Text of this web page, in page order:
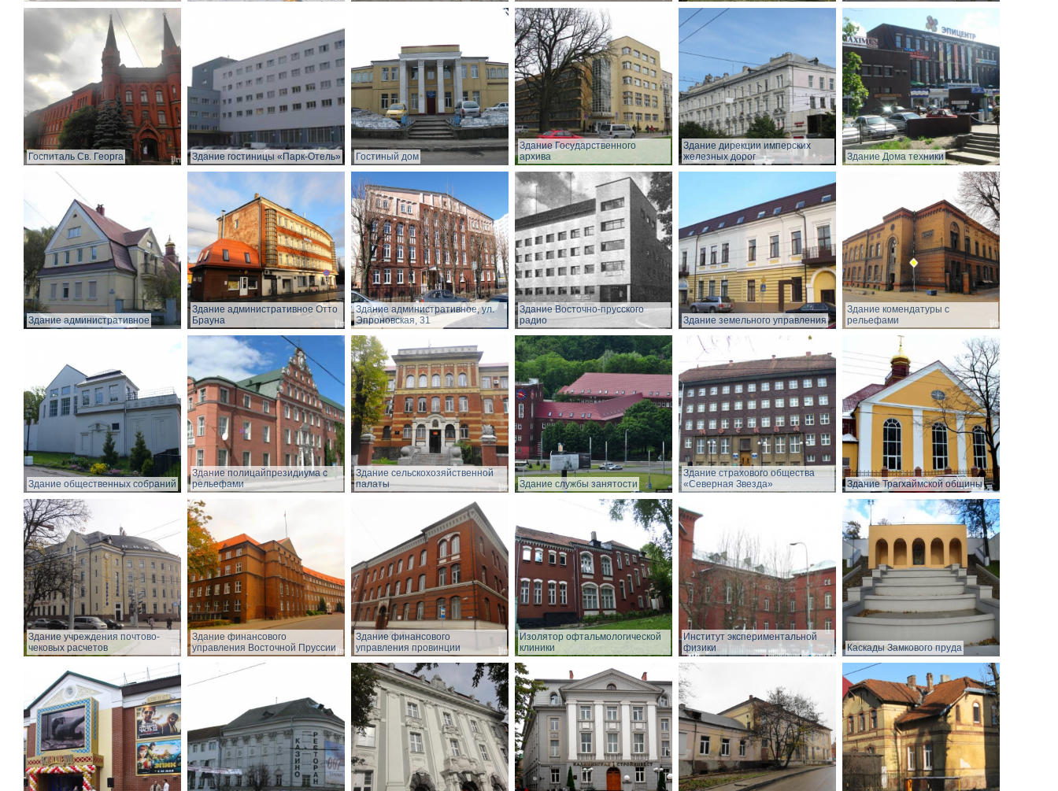
Госпиталь Св. Георга Здание гостиницы «Парк-Отель» Гостиный дом
Здание Государственного
архива
Здание дирекции имперских
железных дорог
Здание Дома техники
Здание административное
Здание административное Отто
Брауна
Здание административное, ул.
Эпроновская, 31
Здание Восточно-прусского
радио
Здание земельного управления
Здание комендатуры с
рельефами
Здание общественных собраний
Здание полицайпрезидиума с
рельефами
Здание сельскохозяйственной
палаты
Здание службы занятости
Здание страхового общества
«Северная Звезда»
Здание Трагхаймской общины
Здание учреждения почтово-
чековых расчетов
Здание финансового
управления Восточной Пруссии
Здание финансового
управления провинции
Изолятор офтальмологической
клиники
Институт экспериментальной
физики
Каскады Замкового пруда